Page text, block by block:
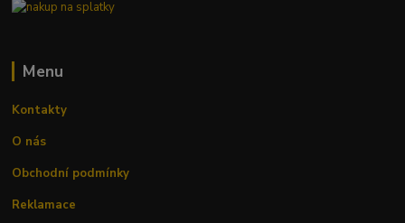
Menu
Kontakty
O nás
Obchodní podmínky
Reklamace